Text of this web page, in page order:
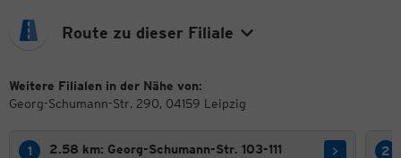
Route zu dieser Filiale
Weitere Filialen in der Nähe von:
Georg-Schumann-Str. 290, 04159 Leipzig
2.58 km: Georg-Schumann-Str. 103-111